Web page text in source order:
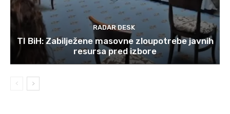
RADAR DESK
TI BiH: Zabilježene masovne zloupotrebe javnih
resursa pred izbore